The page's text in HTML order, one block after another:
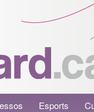
Esports